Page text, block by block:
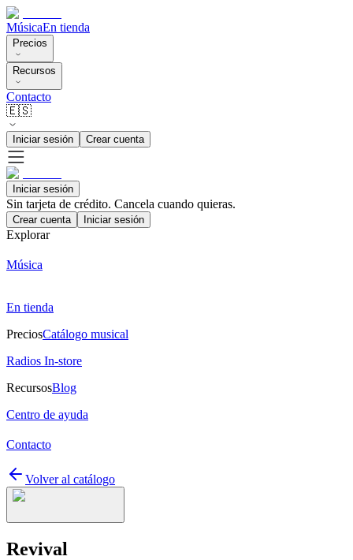
MúsicaEn tienda
Precios
Recursos
Contacto
🇪🇸
Iniciar sesión Crear cuenta
Iniciar sesión
Sin tarjeta de crédito. Cancela cuando quieras.
Crear cuenta Iniciar sesión
Explorar
Música
En tienda
PreciosCatálogo musical
Radios In-store
RecursosBlog
Centro de ayuda
Contacto
Volver al catálogo
Revival